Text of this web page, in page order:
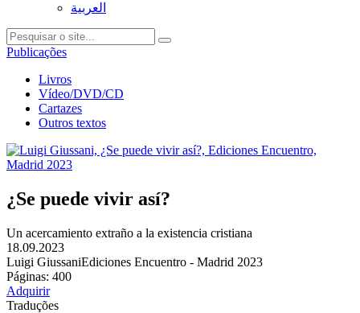
العربية
Publicações
Livros
Vídeo/DVD/CD
Cartazes
Outros textos
¿Se puede vivir así?
Un acercamiento extraño a la existencia cristiana
18.09.2023
Luigi GiussaniEdiciones Encuentro - Madrid 2023
Páginas: 400
Adquirir
Traduções